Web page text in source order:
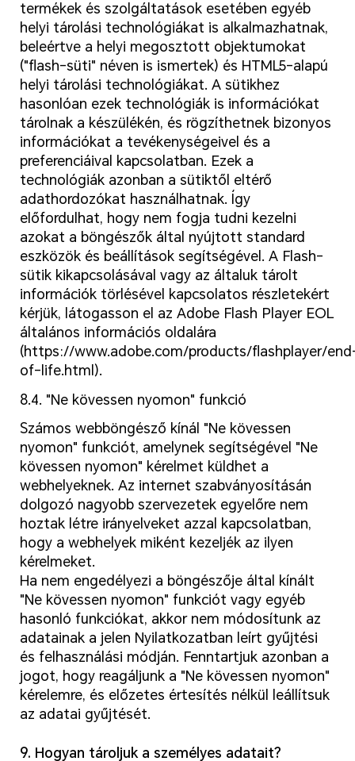
termékek és szolgáltatások esetében egyéb
helyi tárolási technológiákat is alkalmazhatnak,
beleértve a helyi megosztott objektumokat
("flash-süti" néven is ismertek) és HTML5-alapú
helyi tárolási technológiákat. A sütikhez
hasonlóan ezek technológiák is információkat
tárolnak a készülékén, és rögzíthetnek bizonyos
információkat a tevékenységeivel és a
preferenciáival kapcsolatban. Ezek a
technológiák azonban a sütiktől eltérő
adathordozókat használhatnak. Így
előfordulhat, hogy nem fogja tudni kezelni
azokat a böngészők által nyújtott standard
eszközök és beállítások segítségével. A Flash-
sütik kikapcsolásával vagy az általuk tárolt
információk törlésével kapcsolatos részletekért
kérjük, látogasson el az Adobe Flash Player EOL
általános információs oldalára
(https://www.adobe.com/products/flashplayer/
of-life.html).
8.4. "Ne kövessen nyomon" funkció
Számos webböngésző kínál "Ne kövessen
nyomon" funkciót, amelynek segítségével "Ne
kövessen nyomon" kérelmet küldhet a
webhelyeknek. Az internet szabványosításán
dolgozó nagyobb szervezetek egyelőre nem
hoztak létre irányelveket azzal kapcsolatban,
hogy a webhelyek miként kezeljék az ilyen
kérelmeket.
Ha nem engedélyezi a böngészője által kínált
"Ne kövessen nyomon" funkciót vagy egyéb
hasonló funkciókat, akkor nem módosítunk az
adatainak a jelen Nyilatkozatban leírt gyűjtési
és felhasználási módján. Fenntartjuk azonban a
jogot, hogy reagáljunk a "Ne kövessen nyomon"
kérelemre, és előzetes értesítés nélkül leállítsuk
az adatai gyűjtését.
9. Hogyan tároljuk a személyes adatait?